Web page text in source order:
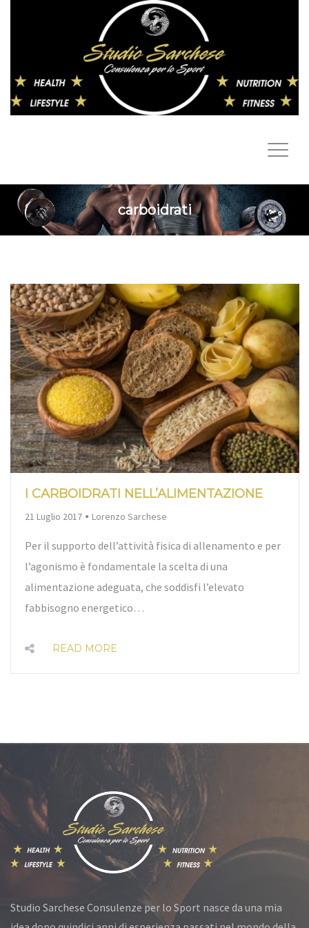
carboidrati
I CARBOIDRATI NELL’ALIMENTAZIONE
21 Luglio 2017 By
Lorenzo Sarchese
Per il supporto dell’attività fisica di allenamento e per
l’agonismo è fondamentale la scelta di una
alimentazione adeguata, che soddisfi l’elevato
fabbisogno energetico…
READ MORE
Studio Sarchese Consulenze per lo Sport nasce da una mia